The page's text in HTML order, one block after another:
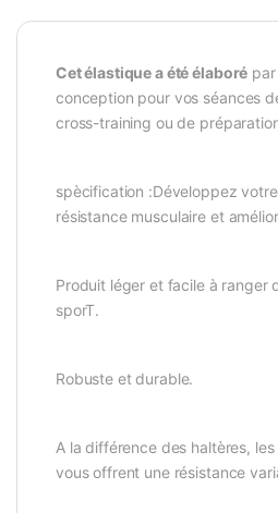
Cet élastique a été élaboré
conception pour vos séances
cross-training ou de
spècification :Développez
résistance musculaire et
Produit léger et facile à ranger
sporT.
Robuste et durable.
A la différence des haltères,
vous offrent une résistance